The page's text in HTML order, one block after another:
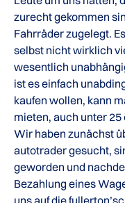
zurecht gekommen
Fahrräder zugelegt.
selbst nicht wirklich
wesentlich
ist es einfach
kaufen wollen, kann
mieten, auch unter 25
Wir haben zunächst
autotrader gesucht,
geworden und
Bezahlung eines
uns auf die